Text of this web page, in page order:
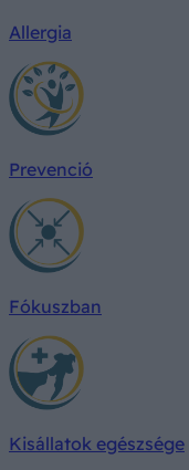
Allergia
Prevenció
Fókuszban
Kisállatok egészsége